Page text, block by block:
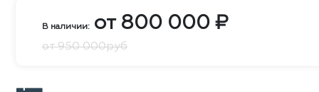
В наличии: от 800 000 ₽
от 950 000руб